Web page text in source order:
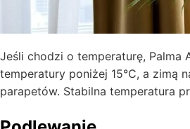
Jeśli chodzi o temperaturę, Palma
temperatury poniżej 15°C, a zimą
parapetów. Stabilna temperatura